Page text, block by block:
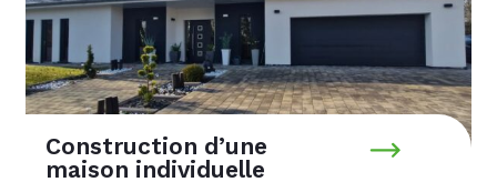
Construction d’une
maison individuelle